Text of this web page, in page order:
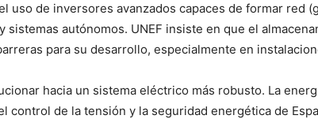
uso de inversores avanzados capaces de formar red
autónomos. UNEF insiste en que el
para su desarrollo, especialmente en
hacia un sistema eléctrico más robusto. La
control de la tensión y la seguridad energética de